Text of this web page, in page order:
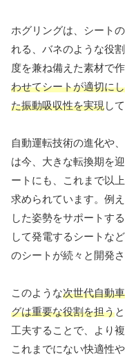
ホグリングは、シート
れる、バネのような役
度を兼ね備えた素材で作
わせてシートが適切に
た振動吸収性を実現し
自動運転技術の進化や
は今、大きな転換期を
ートにも、これまで以
求められています。例
した姿勢をサポートす
して発電するシートな
のシートが続々と開発さ
このような次世代自動
グは重要な役割を担う
工夫することで、より
これまでにない快適性